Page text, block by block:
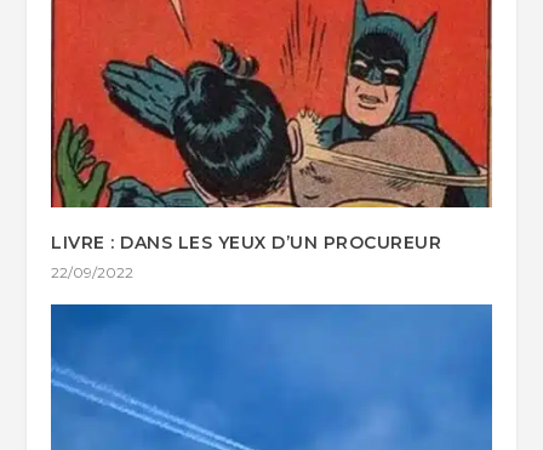
LIVRE : DANS LES YEUX D’UN PROCUREUR
22/09/2022